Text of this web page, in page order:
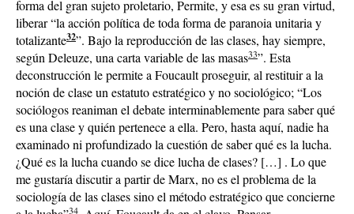
forma del gran sujeto proletario, Permite, y esa es su gran virtud,
liberar “la acción política de toda forma de paranoia unitaria y
totalizante32”. Bajo la reproducción de las clases, hay siempre,
según Deleuze, una carta variable de las masas33”. Esta
deconstrucción le permite a Foucault proseguir, al restituir a la
noción de clase un estatuto estratégico y no sociológico; “Los
sociólogos reaniman el debate interminablemente para saber qué
es una clase y quién pertenece a ella. Pero, hasta aquí, nadie ha
examinado ni profundizado la cuestión de saber qué es la lucha.
¿Qué es la lucha cuando se dice lucha de clases? […] . Lo que
me gustaría discutir a partir de Marx, no es el problema de la
sociología de las clases sino el método estratégico que concierne
34